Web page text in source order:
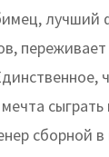
лучший
сборной